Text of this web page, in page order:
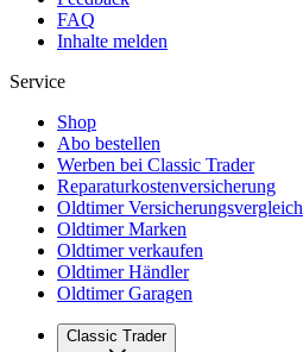
FAQ
Inhalte melden
Service
Shop
Abo bestellen
Werben bei Classic Trader
Reparaturkostenversicherung
Oldtimer Versicherungsvergleich
Oldtimer Marken
Oldtimer verkaufen
Oldtimer Händler
Oldtimer Garagen
Classic Trader